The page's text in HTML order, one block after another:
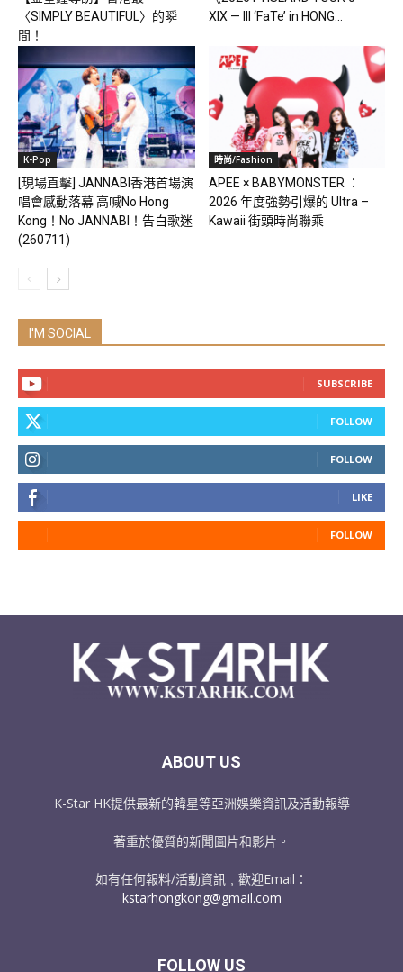
〈SIMPLY BEAUTIFUL〉的瞬
間！
XIX — III ‘FaTe’ in HONG...
K-Pop
[現場直擊] JANNABI香港首場演
唱會感動落幕 高喊No Hong
Kong！No JANNABI！告白歌迷
(260711)
時尚/Fashion
APEE × BABYMONSTER ：
2026 年度強勢引爆的 Ultra –
Kawaii 街頭時尚聯乘
I'M SOCIAL
SUBSCRIBE
FOLLOW
FOLLOW
LIKE
FOLLOW
ABOUT US
K-Star HK提供最新的韓星等亞洲娛樂資訊及活動報導
著重於優質的新聞圖片和影片。
如有任何報料/活動資訊﹐歡迎Email：
kstarhongkong@gmail.com
FOLLOW US